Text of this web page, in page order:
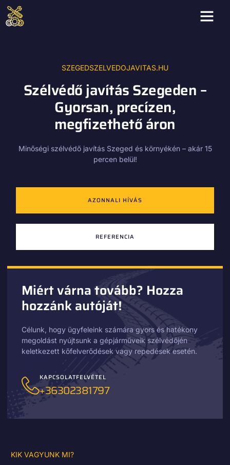
SZEGEDSZELVEDOJAVITAS.HU
Szélvédő javítás Szegeden –
Gyorsan, precízen,
megfizethető áron
Minőségi szélvédő javítás Szeged és környékén – akár 15
percen belül!
AZONNALI HÍVÁS
REFERENCIA
Miért várna tovább? Hozza
hozzánk autóját!
Célunk, hogy ügyfeleink számára gyors és hatékony
megoldást nyújtsunk a gépjárműveik szélvédőjén
keletkezett kőfelverődések vagy repedések esetén.
KAPCSOLATFELVÉTEL
+36302381797
KIK VAGYUNK MI?